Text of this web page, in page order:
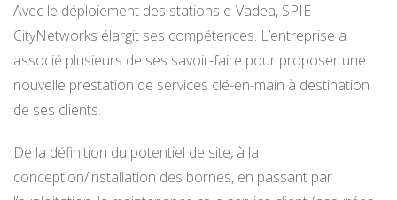
Avec le déploiement des stations e-Vadea, SPIE
CityNetworks élargit ses compétences. L’entreprise a
associé plusieurs de ses savoir-faire pour proposer une
nouvelle prestation de services clé-en-main à destination
de ses clients.
De la définition du potentiel de site, à la
conception/installation des bornes, en passant par